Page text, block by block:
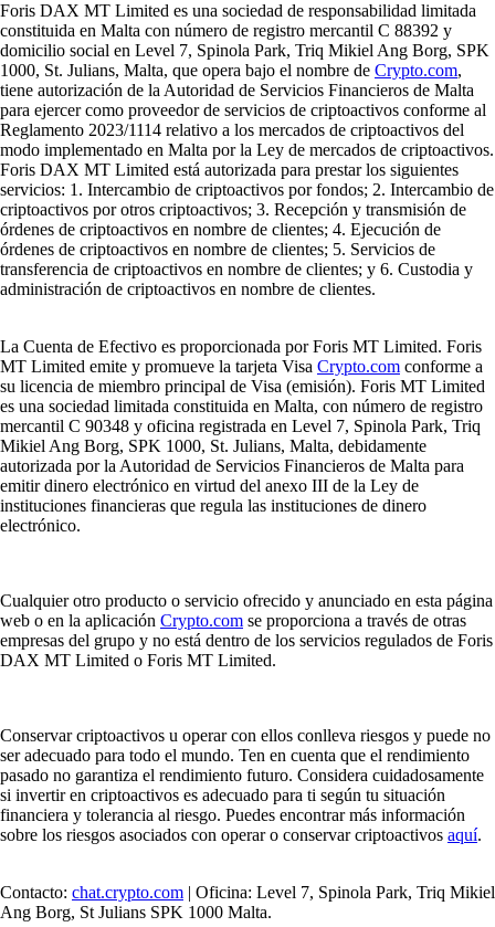
Foris DAX MT Limited es una sociedad de responsabilidad limitada
constituida en Malta con número de registro mercantil C 88392 y
domicilio social en Level 7, Spinola Park, Triq Mikiel Ang Borg, SPK
1000, St. Julians, Malta, que opera bajo el nombre de Crypto.com,
tiene autorización de la Autoridad de Servicios Financieros de Malta
para ejercer como proveedor de servicios de criptoactivos conforme al
Reglamento 2023/1114 relativo a los mercados de criptoactivos del
modo implementado en Malta por la Ley de mercados de criptoactivos.
Foris DAX MT Limited está autorizada para prestar los siguientes
servicios: 1. Intercambio de criptoactivos por fondos; 2. Intercambio de
criptoactivos por otros criptoactivos; 3. Recepción y transmisión de
órdenes de criptoactivos en nombre de clientes; 4. Ejecución de
órdenes de criptoactivos en nombre de clientes; 5. Servicios de
transferencia de criptoactivos en nombre de clientes; y 6. Custodia y
administración de criptoactivos en nombre de clientes.
La Cuenta de Efectivo es proporcionada por Foris MT Limited. Foris
MT Limited emite y promueve la tarjeta Visa Crypto.com conforme a
su licencia de miembro principal de Visa (emisión). Foris MT Limited
es una sociedad limitada constituida en Malta, con número de registro
mercantil C 90348 y oficina registrada en Level 7, Spinola Park, Triq
Mikiel Ang Borg, SPK 1000, St. Julians, Malta, debidamente
autorizada por la Autoridad de Servicios Financieros de Malta para
emitir dinero electrónico en virtud del anexo III de la Ley de
instituciones financieras que regula las instituciones de dinero
electrónico.
Cualquier otro producto o servicio ofrecido y anunciado en esta página
web o en la aplicación Crypto.com se proporciona a través de otras
empresas del grupo y no está dentro de los servicios regulados de Foris
DAX MT Limited o Foris MT Limited.
Conservar criptoactivos u operar con ellos conlleva riesgos y puede no
ser adecuado para todo el mundo. Ten en cuenta que el rendimiento
pasado no garantiza el rendimiento futuro. Considera cuidadosamente
si invertir en criptoactivos es adecuado para ti según tu situación
financiera y tolerancia al riesgo. Puedes encontrar más información
sobre los riesgos asociados con operar o conservar criptoactivos aquí.
Contacto: chat.crypto.com | Oficina: Level 7, Spinola Park, Triq Mikiel
Ang Borg, St Julians SPK 1000 Malta.